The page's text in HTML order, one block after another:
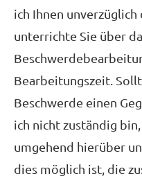
ich Ihnen unverzüglich
unterrichte Sie über
Bearbeitungszeit.
Beschwerde einen
ich nicht zuständig
umgehend hierüber
dies möglich ist, die